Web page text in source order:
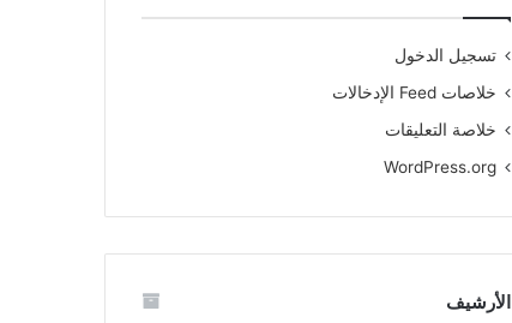
تسجيل الدخول
خلاصات Feed الإدخالات
خلاصة التعليقات
WordPress.org
الأرشيف